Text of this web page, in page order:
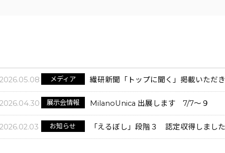
2026.05.08 メディア 繊研新聞「トップに聞く」掲載いただ
2026.04.30 展示会情報 MilanoUnica 出展します 7/7～９
2026.02.03 お知らせ 「えるぼし」段階３ 認定収得しまし